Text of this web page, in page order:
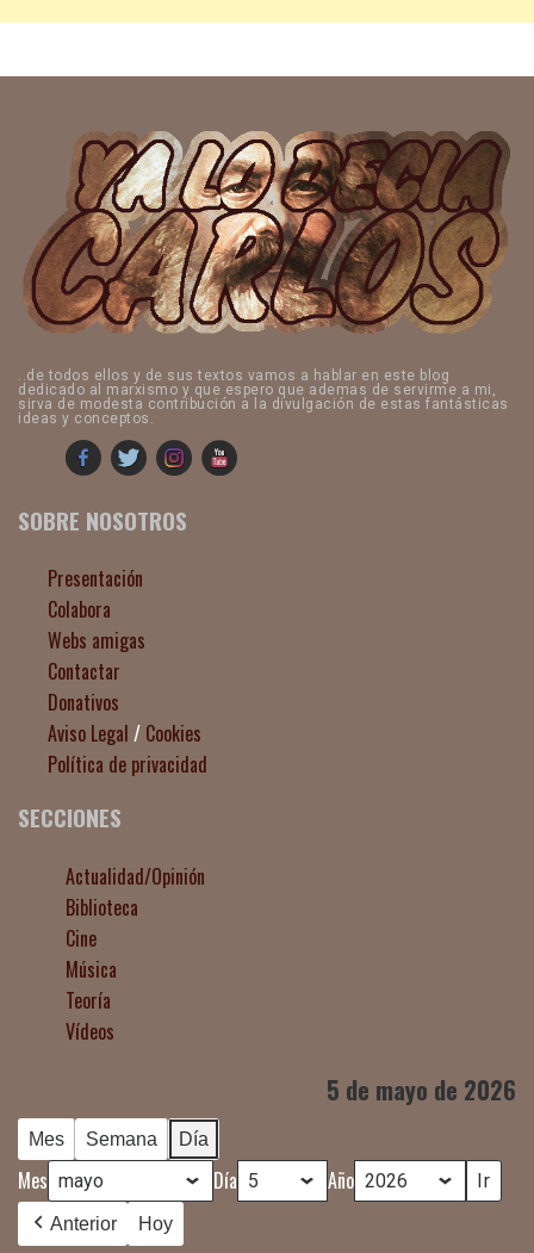
..de todos ellos y de sus textos vamos a hablar en este blog
dedicado al marxismo y que espero que ademas de servirme a mi,
sirva de modesta contribución a la divulgación de estas fantásticas
ideas y conceptos.
SOBRE NOSOTROS
Presentación
Colabora
Webs amigas
Contactar
Donativos
Aviso Legal / Cookies
Política de privacidad
SECCIONES
Actualidad/Opinión
Biblioteca
Cine
Música
Teoría
Vídeos
5 de mayo de 2026
Mes Semana Día
Mes Día Año
Anterior Hoy